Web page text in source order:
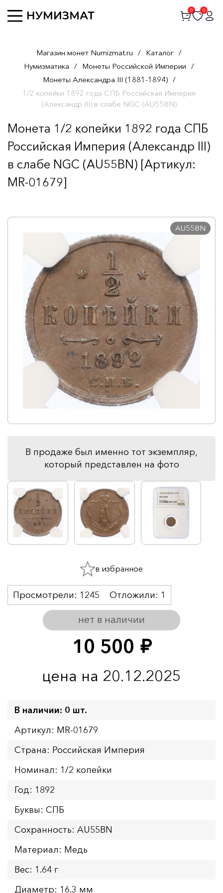
0 0
Магазин монет Numizmat.ru / Каталог /
Нумизматика / Монеты Российской Империи /
Монеты Александра III (1881-1894) /
1/2 копейки 1892 года СПБ Российская Империя
(Александр III) в слабе NGC (AU55BN)
Монета 1/2 копейки 1892 года СПБ
Российская Империя (Александр III)
в слабе NGC (AU55BN) [Артикул:
MR-01679]
AU55BN
В продаже был именно тот экземпляр,
который представлен на фото
10 500 руб.
цена на 20.12.2025
нет в наличии
Просмотрели: 1245 Отложили: 1
в избранное
В наличии: 0 шт.
Артикул: MR-01679
Страна: Российская Империя
Номинал: 1/2 копейки
Год: 1892
Буквы: СПБ
Сохранность: AU55BN
Материал: Медь
Вес: 1.64 г
Диаметр: 16.3 мм